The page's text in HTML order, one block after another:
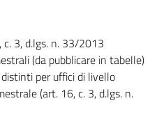
c. 3, d.lgs. n. 33/2013
(da pubblicare in tabelle)
per uffici di livello
(art. 16, c. 3, d.lgs. n.